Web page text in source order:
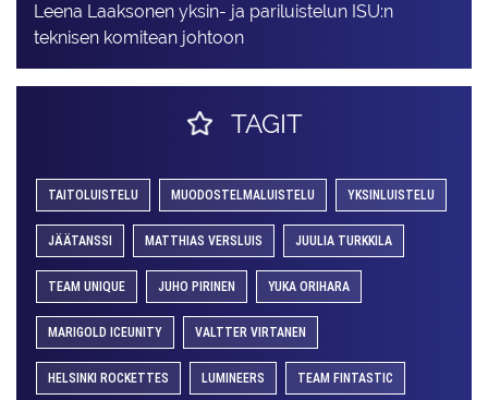
Leena Laaksonen yksin- ja pariluistelun ISU:n
teknisen komitean johtoon
TAGIT
TAITOLUISTELU MUODOSTELMALUISTELU YKSINLUISTELU
JÄÄTANSSI MATTHIAS VERSLUIS JUULIA TURKKILA
TEAM UNIQUE JUHO PIRINEN YUKA ORIHARA
MARIGOLD ICEUNITY VALTTER VIRTANEN
HELSINKI ROCKETTES LUMINEERS TEAM FINTASTIC